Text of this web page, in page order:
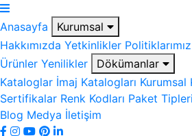
Anasayfa
Kurumsal
Hakkımızda Yetkinlikler Politiklarımız
Ürünler Yenilikler
Dökümanlar
Kataloglar İmaj Katalogları Kurumsal
Sertifikalar Renk Kodları Paket Tipleri
Blog Medya İletişim